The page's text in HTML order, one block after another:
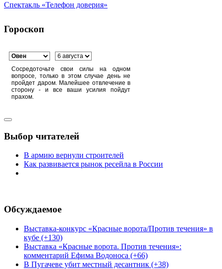
Спектакль «Телефон доверия»
Гороскоп
Сосредоточьте свои силы на одном
вопросе, только в этом случае день не
пройдет даром. Малейшее отвлечение в
сторону - и все ваши усилия пойдут
прахом.
Выбор читателей
В армию вернули строителей
Как развивается рынок ресейла в России
Обсуждаемое
Выставка-конкурс «Красные ворота/Против течения» в
кубе (+130)
Выставка «Красные ворота. Против течения»:
комментарий Ефима Водоноса (+66)
В Пугачеве убит местный десантник (+38)